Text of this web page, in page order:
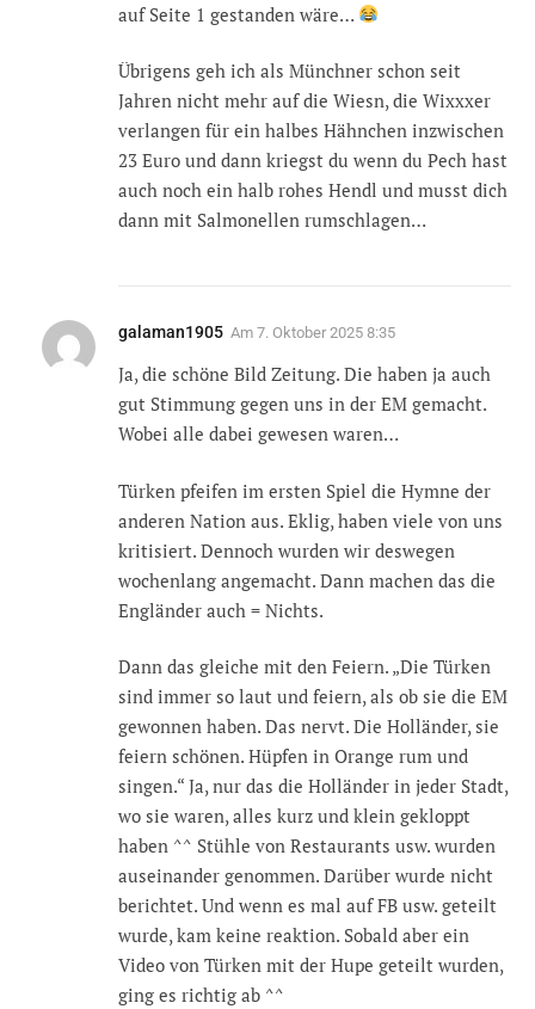
auf Seite 1 gestanden wäre…
Übrigens geh ich als Münchner schon seit
Jahren nicht mehr auf die Wiesn, die Wixxxer
verlangen für ein halbes Hähnchen inzwischen
23 Euro und dann kriegst du wenn du Pech hast
auch noch ein halb rohes Hendl und musst dich
dann mit Salmonellen rumschlagen…
galaman1905 Am 7. Oktober 2025 8:35
Ja, die schöne Bild Zeitung. Die haben ja auch
gut Stimmung gegen uns in der EM gemacht.
Wobei alle dabei gewesen waren…
Türken pfeifen im ersten Spiel die Hymne der
anderen Nation aus. Eklig, haben viele von uns
kritisiert. Dennoch wurden wir deswegen
wochenlang angemacht. Dann machen das die
Engländer auch = Nichts.
Dann das gleiche mit den Feiern. „Die Türken
sind immer so laut und feiern, als ob sie die EM
gewonnen haben. Das nervt. Die Holländer, sie
feiern schönen. Hüpfen in Orange rum und
singen.“ Ja, nur das die Holländer in jeder Stadt,
wo sie waren, alles kurz und klein gekloppt
haben ^^ Stühle von Restaurants usw. wurden
auseinander genommen. Darüber wurde nicht
berichtet. Und wenn es mal auf FB usw. geteilt
wurde, kam keine reaktion. Sobald aber ein
Video von Türken mit der Hupe geteilt wurden,
ging es richtig ab ^^